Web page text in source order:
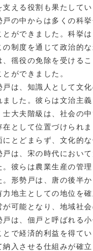
支える役割も果たしてい
戸の中からは多くの科
とができました。科挙
の制度を通じて政治的
、徭役の免除を受ける
とができました。
戸は、知識人として文
ました。彼らは文治主
士大夫階級は、社会の
在として位置づけられ
にとどまらず、文化的
戸は、宋の時代におい
。彼らは農業生産の管
。形勢戸は、唐の後半
力地主としての地位を
が可能となり、地域社
戸は、佃戸と呼ばれる
とで経済的利益を得て
納入させる仕組みが確